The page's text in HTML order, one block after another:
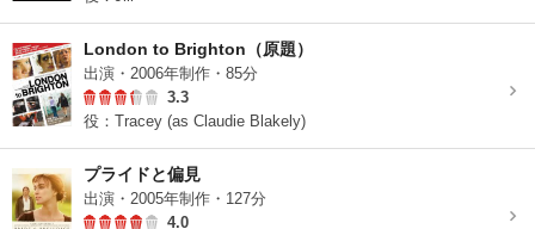
London to Brighton（原題）
出演・2006年制作・85分
3.3
役：Tracey (as Claudie Blakely)
プライドと偏見
出演・2005年制作・127分
4.0